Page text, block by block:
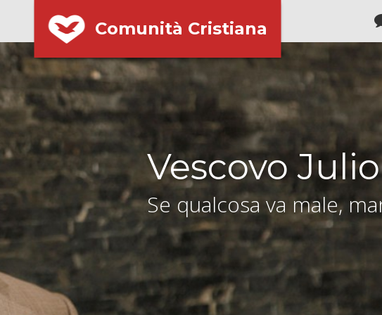
Comunità Cristiana
Vescovo
Se qualcosa va male,